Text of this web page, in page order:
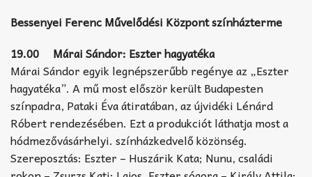
Bessenyei Ferenc Művelődési Központ színházterme
19.00 Márai Sándor: Eszter hagyatéka
Márai Sándor egyik legnépszerűbb regénye az „Eszter
hagyatéka”. A mű most először került Budapesten
színpadra, Pataki Éva átiratában, az újvidéki Lénárd
Róbert rendezésében. Ezt a produkciót láthatja most a
hódmezővásárhelyi. színházkedvelő közönség.
Szereposztás: Eszter – Huszárik Kata; Nunu, családi